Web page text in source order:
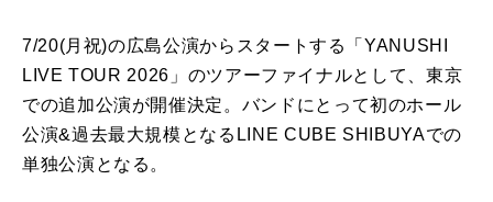
7/20(月祝)の広島公演からスタートする「YANUSHI
LIVE TOUR 2026」のツアーファイナルとして、東京
での追加公演が開催決定。バンドにとって初のホール
公演&過去最大規模となるLINE CUBE SHIBUYAでの
単独公演となる。